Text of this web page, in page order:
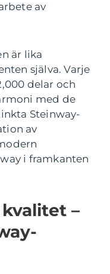
av
är lika
själva. Varje
delar och
med de
Steinway-
av
i framkanten
–